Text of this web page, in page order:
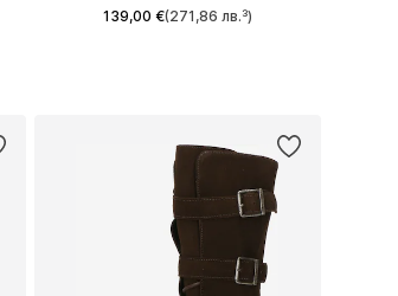
139,00 €(271,86 лв.³)